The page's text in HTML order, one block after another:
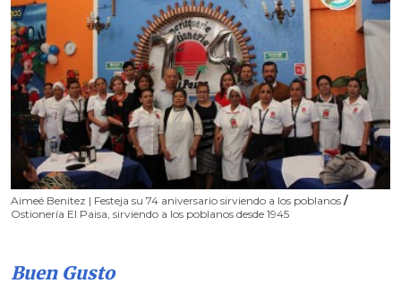
Aimeé Benitez | Festeja su 74 aniversario sirviendo a los poblanos /
Ostionería El Paisa, sirviendo a los poblanos desde 1945
Buen Gusto